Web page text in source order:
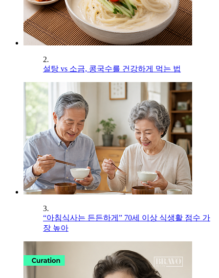
2.
설탕 vs 소금, 콩국수를 건강하게 먹는 법
3.
“아침식사는 든든하게” 70세 이상 식생활 점수 가
장 높아